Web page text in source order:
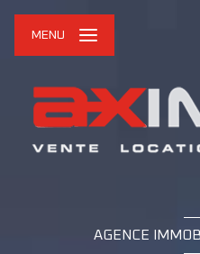
MENU
AGENCE